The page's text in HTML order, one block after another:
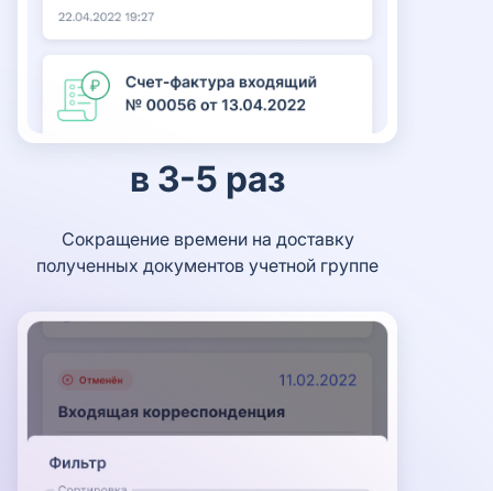
в 3-5 раз
Сокращение времени на доставку
полученных документов учетной группе